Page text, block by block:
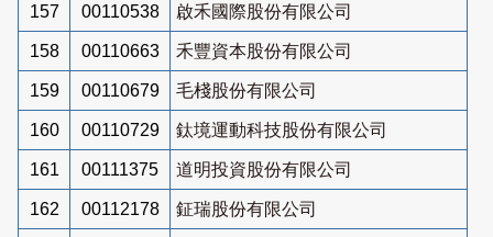
157 00110538 啟禾國際股份有限公司
158 00110663 禾豐資本股份有限公司
159 00110679 毛棧股份有限公司
160 00110729 鈦境運動科技股份有限公司
161 00111375 道明投資股份有限公司
162 00112178 鉦瑞股份有限公司